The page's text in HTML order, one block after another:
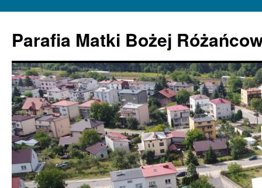
Parafia Matki Bożej